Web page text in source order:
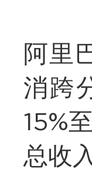
阿里
消跨
15%
总收